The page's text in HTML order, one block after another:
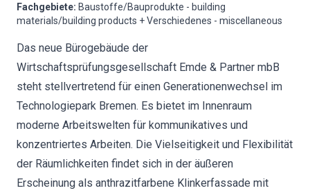
Fachgebiete: Baustoffe/Bauprodukte - building
materials/building products + Verschiedenes - miscellaneous
Das neue Bürogebäude der
Wirtschaftsprüfungsgesellschaft Emde & Partner mbB
steht stellvertretend für einen Generationenwechsel im
Technologiepark Bremen. Es bietet im Innenraum
moderne Arbeitswelten für kommunikatives und
konzentriertes Arbeiten. Die Vielseitigkeit und Flexibilität
der Räumlichkeiten findet sich in der äußeren
Erscheinung als anthrazitfarbene Klinkerfassade mit